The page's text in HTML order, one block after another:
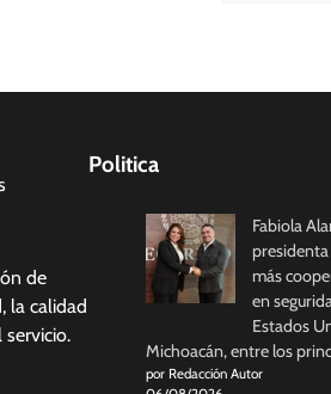
de
la calidad
Politica
Fabiola
más
en
Estados
Michoacán, entre los
por Redacción Autor